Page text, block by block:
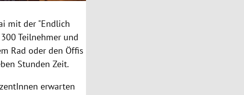
mit der "Endlich
Teilnehmer und
Rad oder den Öffis
Stunden Zeit.
erwarten